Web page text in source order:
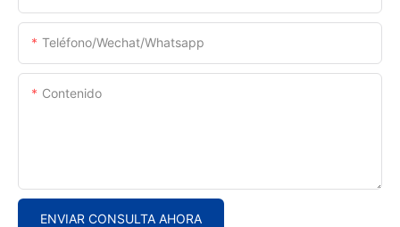
Teléfono/Wechat/Whatsapp
Contenido
ENVIAR CONSULTA AHORA